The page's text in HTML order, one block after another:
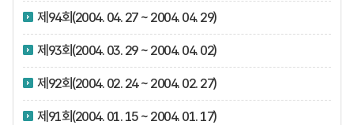
제94회(2004. 04. 27 ~ 2004. 04. 29)
제93회(2004. 03. 29 ~ 2004. 04. 02)
제92회(2004. 02. 24 ~ 2004. 02. 27)
제91회(2004. 01. 15 ~ 2004. 01. 17)